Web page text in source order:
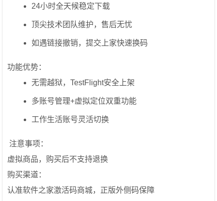
24小时全天候稳定下载
顶尖技术团队维护，售后无忧
如遇链接撤销，提交上家快速换码
功能优势：
无需越狱，TestFlight安全上架
多账号管理+虚拟定位双重功能
工作生活账号灵活切换
️ 注意事项：
虚拟商品，购买后不支持退换
购买渠道：
认准软件之家激活码商城，正版外侧码保障